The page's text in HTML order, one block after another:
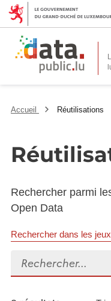
Accueil Réutilisations
Rechercher parmi
Open Data
Rechercher dans les
Rechercher...